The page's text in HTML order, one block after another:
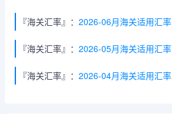
『海关汇率』： 2026-06月海关适用汇率
『海关汇率』： 2026-05月海关适用汇率
『海关汇率』： 2026-04月海关适用汇率